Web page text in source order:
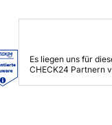
Es liegen uns für
CHECK24 Partnern